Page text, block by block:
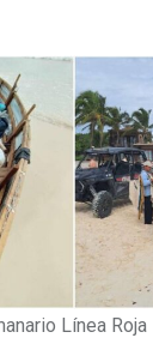
Línea Roja